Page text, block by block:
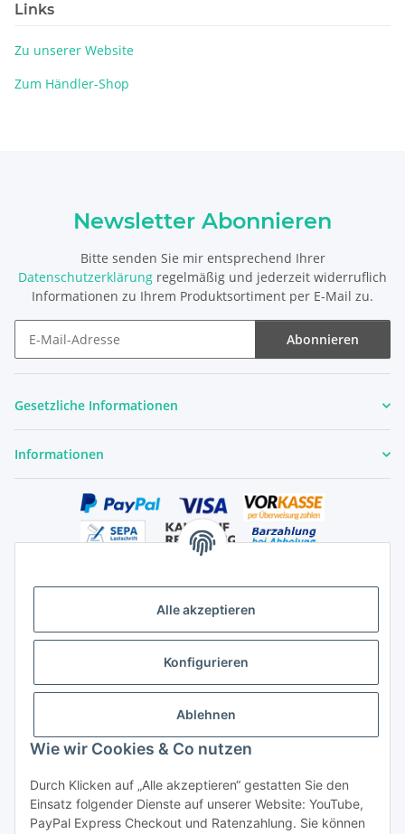
Alle akzeptieren
Konfigurieren
Ablehnen
Wie wir Cookies & Co nutzen
Durch Klicken auf „Alle akzeptieren“ gestatten Sie den
Einsatz folgender Dienste auf unserer Website: YouTube,
PayPal Express Checkout und Ratenzahlung. Sie können
Links
Zu unserer Website
Zum Händler-Shop
Newsletter Abonnieren
Bitte senden Sie mir entsprechend Ihrer
Datenschutzerklärung regelmäßig und jederzeit widerruflich
Informationen zu Ihrem Produktsortiment per E-Mail zu.
Abonnieren
Gesetzliche Informationen
Informationen
Vertrag widerrufen